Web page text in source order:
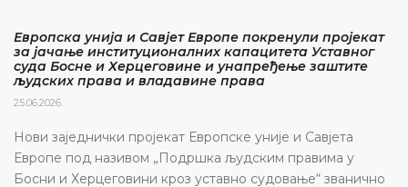
Европска унија и Савјет Европе покренули пројекат
за јачање институционалних капацитета Уставног
суда Босне и Херцеговине и унапређење заштите
људских права и владавине права
25.06.2026.
Нови заједнички пројекат Европске уније и Савјета
Европе под називом „Подршка људским правима у
Босни и Херцеговини кроз уставно судовање“ званично